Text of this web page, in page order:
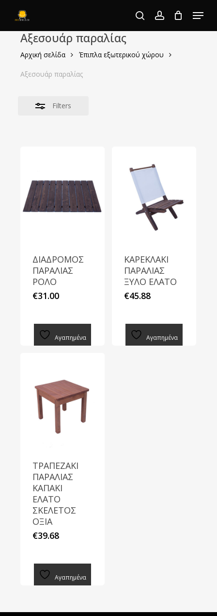
main
searchaccount
Menu
Αξεσουάρ παραλίας
Αρχική σελίδα Έπιπλα εξωτερικού χώρου
Αξεσουάρ παραλίας
Filters
ΔΙΑΔΡΟΜΟΣ
ΠΑΡΑΛΙΑΣ
ΡΟΛΟ
€31.00
Αγαπημένα
ΚΑΡΕΚΛΑΚΙ
ΠΑΡΑΛΙΑΣ
ΞΥΛΟ ΕΛΑΤΟ
€45.88
προϊόν
έχει
Αγαπημένα
ΤΡΑΠΕΖΑΚΙ
ΠΑΡΑΛΙΑΣ
ΚΑΠΑΚΙ
ΕΛΑΤΟ
ΣΚΕΛΕΤΟΣ
ΟΞΙΑ
€39.68
Αγαπημένα
Close